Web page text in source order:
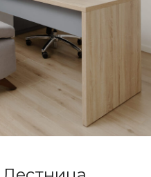
Ваше